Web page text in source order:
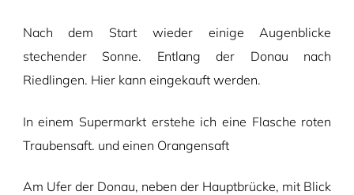
Nach dem Start wieder einige Augenblicke
stechender Sonne. Entlang der Donau nach
Riedlingen. Hier kann eingekauft werden.
In einem Supermarkt erstehe ich eine Flasche roten
Traubensaft. und einen Orangensaft
Am Ufer der Donau, neben der Hauptbrücke, mit Blick